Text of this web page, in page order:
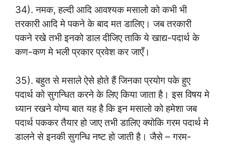
34). नमक, हल्दी आदि आवश्यक मसालो को कभी भी
तरकारी आदि मे पकने के बाद मत डालिए। जब तरकारी
पकने रखे तभी इनको डाल दीजिए ताकि ये खाद्य-पदार्थ के
कण-कण मे भली प्रकार प्रवेश कर जाएँ।
35). बहुत से मसाले ऐसे होते हैं जिनका प्रयोग पके हुए
पदार्थ को सुगन्धित करने के लिए किया जाता है। इस विषय मे
ध्यान रखने योग्य बात यह है कि इन मसालो को हमेशा जब
पदार्थ पककर तैयार हो जाए तभी डालिए क्योकि गरम पदार्थ मे
डालने से इनकी सुगन्धि नष्ट हो जाती है। जैसे – गरम-